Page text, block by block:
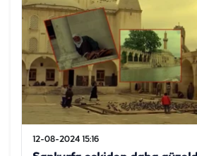
12-08-2024 15:16